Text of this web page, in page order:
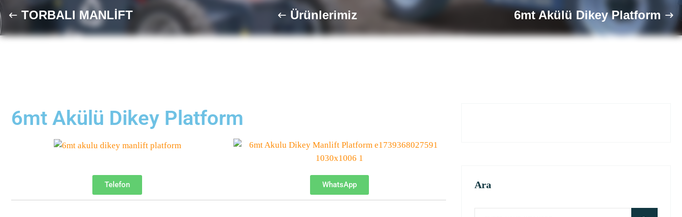
TORBALI MANLİFT Ürünlerimiz 6mt Akülü Dikey Platform
6mt Akülü Dikey Platform
Telefon WhatsApp Ara